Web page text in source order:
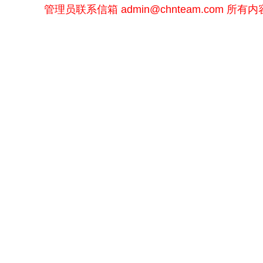
管理员联系信箱 admin@chnteam.com 所有内